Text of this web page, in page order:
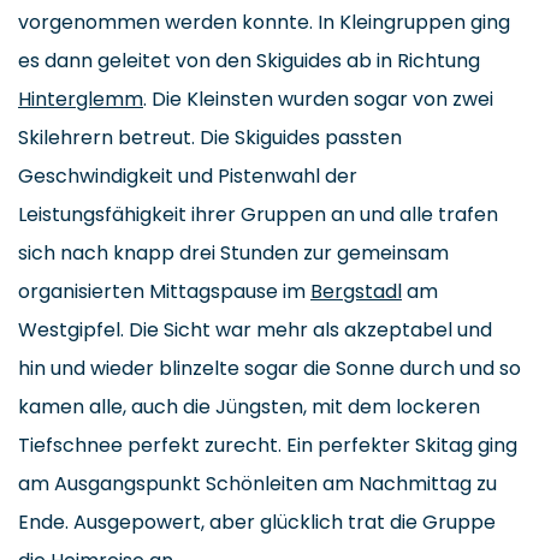
vorgenommen werden konnte. In Kleingruppen ging
es dann geleitet von den Skiguides ab in Richtung
Hinterglemm. Die Kleinsten wurden sogar von zwei
Skilehrern betreut. Die Skiguides passten
Geschwindigkeit und Pistenwahl der
Leistungsfähigkeit ihrer Gruppen an und alle trafen
sich nach knapp drei Stunden zur gemeinsam
organisierten Mittagspause im Bergstadlam
Westgipfel. Die Sicht war mehr als akzeptabel und
hin und wieder blinzelte sogar die Sonne durch und so
kamen alle, auch die Jüngsten, mit dem lockeren
Tiefschnee perfekt zurecht. Ein perfekter Skitag ging
am Ausgangspunkt Schönleiten am Nachmittag zu
Ende. Ausgepowert, aber glücklich trat die Gruppe